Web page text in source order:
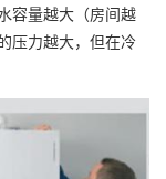
容量越大（房间越
压力越大，但在冷